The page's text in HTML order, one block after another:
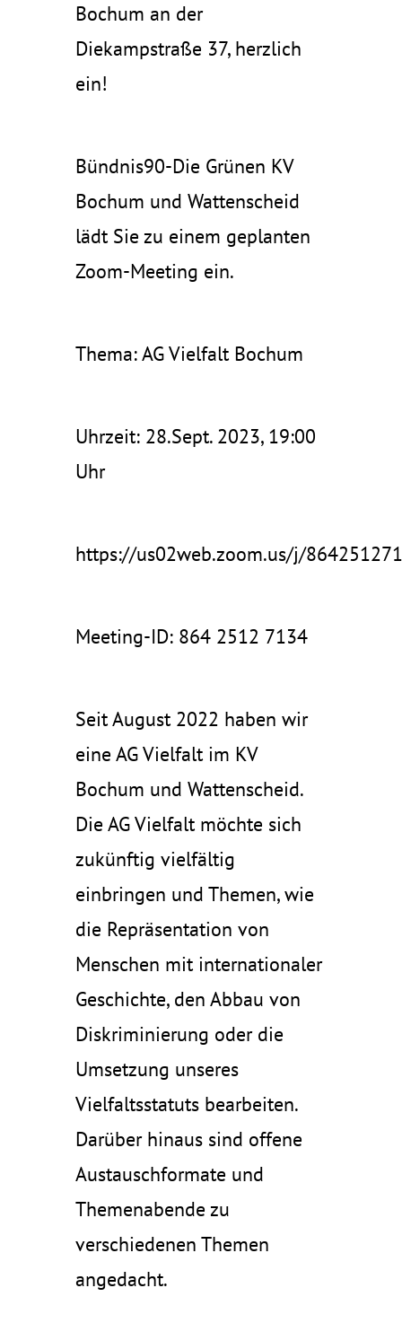
Bochum an der
Diekampstraße 37, herzlich
ein!
Bündnis90-Die Grünen KV
Bochum und Wattenscheid
lädt Sie zu einem geplanten
Zoom-Meeting ein.
Thema: AG Vielfalt Bochum
Uhrzeit: 28.Sept. 2023, 19:00
Uhr
https://us02web.zoom.us/j/
Meeting-ID: 864 2512 7134
Seit August 2022 haben wir
eine AG Vielfalt im KV
Bochum und Wattenscheid.
Die AG Vielfalt möchte sich
zukünftig vielfältig
einbringen und Themen, wie
die Repräsentation von
Menschen mit internationaler
Geschichte, den Abbau von
Diskriminierung oder die
Umsetzung unseres
Vielfaltsstatuts bearbeiten.
Darüber hinaus sind offene
Austauschformate und
Themenabende zu
verschiedenen Themen
angedacht.